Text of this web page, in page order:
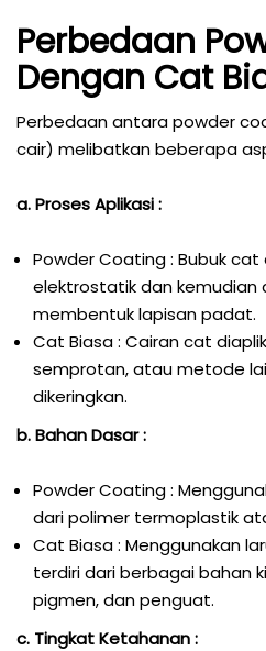
Perbedaan
Dengan Cat
Perbedaan antara powder
cair) melibatkan beberapa
a. Proses Aplikasi :
Powder Coating : Bubuk
elektrostatik dan kemudian
membentuk lapisan padat.
Cat Biasa : Cairan cat
semprotan, atau metode
dikeringkan.
b. Bahan Dasar :
Powder Coating :
dari polimer termoplastik
Cat Biasa : Menggunakan
terdiri dari berbagai bahan
pigmen, dan penguat.
c. Tingkat Ketahanan :